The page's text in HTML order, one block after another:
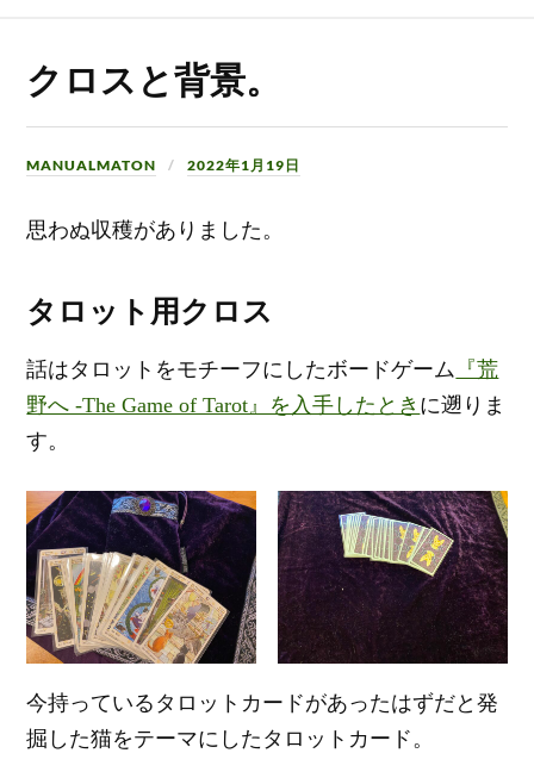
クロスと背景。
MANUALMATON 2022年1月19日
思わぬ収穫がありました。
タロット用クロス
話はタロットをモチーフにしたボードゲーム 『荒
野へ -The Game of Tarot』を入手したとき に遡りま
す。
今持っているタロットカードがあったはずだと発
掘した猫をテーマにしたタロットカード。